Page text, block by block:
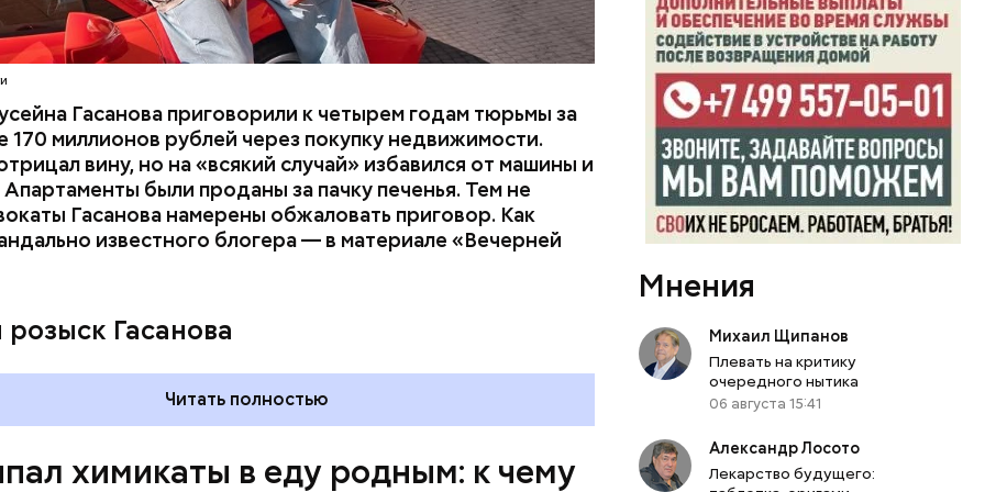
Гасанова приговорили к четырем годам тюрьмы за
170 миллионов рублей через покупку недвижимости.
вину, но на «всякий случай» избавился от машины и
были проданы за пачку печенья. Тем не
Гасанова намерены обжаловать приговор. Как
известного блогера — в материале «Вечерней
Гасанова
Читать полностью
химикаты в еду родным: к чему
Артем Миссюра, который тайно приходил в квартиру
и подсыпал им в еду химикаты. Также отравленную
младшая сестра.
Мнения
Михаил Щипанов
Плевать на критику
очередного нытика
06 августа 15:41
Александр Лосото
Лекарство будущего: